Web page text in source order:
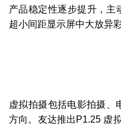
产品稳定性逐步提升，主
超小间距显示屏中大放异彩
虚拟拍摄包括电影拍摄、
方向。友达推出P1.25 虚